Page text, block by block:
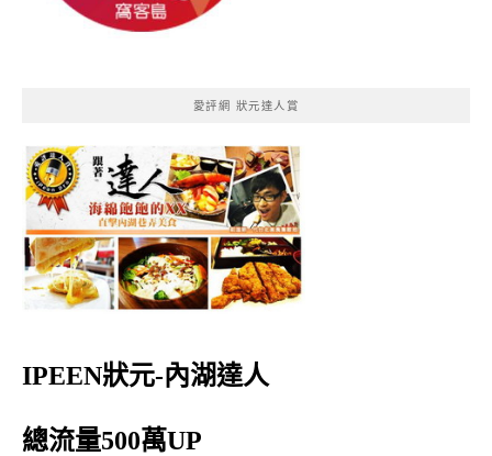
愛評網 狀元達人賞
IPEEN狀元-內湖達人
總流量500萬UP